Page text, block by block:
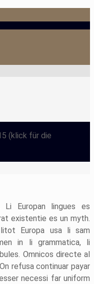
(klick für die
Li Europan lingues es
existentie es un myth.
Europa usa li sam
in li grammatica, li
Omnicos directe al
refusa continuar payar
necessi far uniform